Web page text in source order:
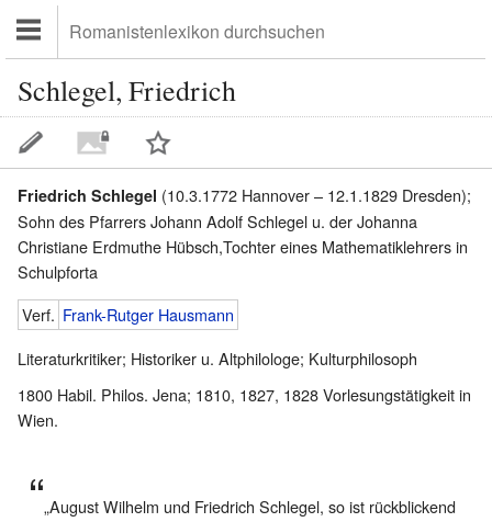
Schlegel, Friedrich
Friedrich Schlegel (10.3.1772 Hannover – 12.1.1829 Dresden);
Sohn des Pfarrers Johann Adolf Schlegel u. der Johanna
Christiane Erdmuthe Hübsch,Tochter eines Mathematiklehrers in
Schulpforta
Verf. Frank-Rutger Hausmann
Literaturkritiker; Historiker u. Altphilologe; Kulturphilosoph
1800 Habil. Philos. Jena; 1810, 1827, 1828 Vorlesungstätigkeit in
Wien.
„August Wilhelm und Friedrich Schlegel, so ist rückblickend